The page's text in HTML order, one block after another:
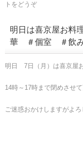
トをどうぞ
明日は喜京
華 ＃個室 ＃飲
明日 7日（月）は喜京屋
14時～17時まで閉めさせて
ご迷惑おかけしますがよろ